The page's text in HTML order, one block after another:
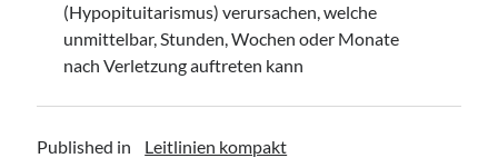
(Hypopituitarismus) verursachen, welche
unmittelbar, Stunden, Wochen oder Monate
nach Verletzung auftreten kann
Published in Leitlinien kompakt